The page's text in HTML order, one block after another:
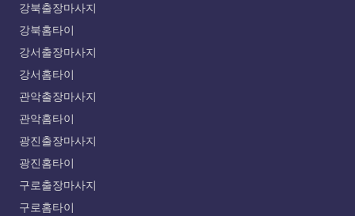
강북출장마사지
강북홈타이
강서출장마사지
강서홈타이
관악출장마사지
관악홈타이
광진출장마사지
광진홈타이
구로출장마사지
구로홈타이